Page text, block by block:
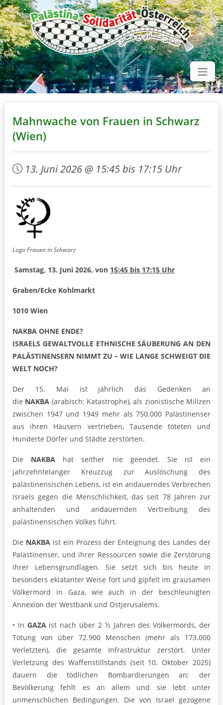
Mahnwache von Frauen in Schwarz
(Wien)
13. Juni 2026 @ 15:45 bis 17:15 Uhr
Logo Frauen in Schwarz
Samstag, 13. Juni 2026, von 15:45 bis 17:15 Uhr
Graben/Ecke Kohlmarkt
1010 Wien
NAKBA OHNE ENDE?
ISRAELS GEWALTVOLLE ETHNISCHE SÄUBERUNG AN DEN
PALÄSTINENSERN NIMMT ZU – WIE LANGE SCHWEIGT DIE
WELT NOCH?
Der 15. Mai ist jährlich das Gedenken an
die NAKBA (arabisch: Katastrophe), als zionistische Milizen
zwischen 1947 und 1949 mehr als 750.000 Palästinenser
aus ihren Häusern vertrieben, Tausende töteten und
Hunderte Dörfer und Städte zerstörten.
Die NAKBA hat seither nie geendet. Sie ist ein
jahrzehntelanger Kreuzzug zur Auslöschung des
palästinensischen Lebens, ist ein andauerndes Verbrechen
Israels gegen die Menschlichkeit, das seit 78 Jahren zur
anhaltenden und andauernden Vertreibung des
palästinensischen Volkes führt.
Die NAKBAist ein Prozess der Enteignung des Landes der
Palästinenser, und ihrer Ressourcen sowie die Zerstörung
ihrer Lebensgrundlagen. Sie setzt sich bis heute in
besonders eklatanter Weise fort und gipfelt im grausamen
Völkermord in Gaza, wie auch in der beschleunigten
Annexion der Westbank und Ostjerusalems.
• In GAZA ist nach über 2 ½ Jahren des Völkermords, der
Tötung von über 72.900 Menschen (mehr als 173.000
Verletzten), die gesamte Infrastruktur zerstört. Unter
Verletzung des Waffenstillstands (seit 10. Oktober 2025)
dauern die tödlichen Bombardierungen an; der
Bevölkerung fehlt es an allem und sie lebt unter
unmenschlichen Bedingungen. Die von Israel gezogene